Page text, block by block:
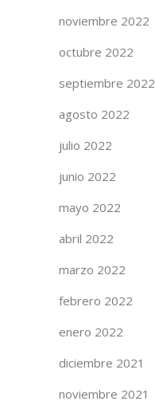
noviembre 2022
octubre 2022
septiembre 2022
agosto 2022
julio 2022
junio 2022
mayo 2022
abril 2022
marzo 2022
febrero 2022
enero 2022
diciembre 2021
noviembre 2021